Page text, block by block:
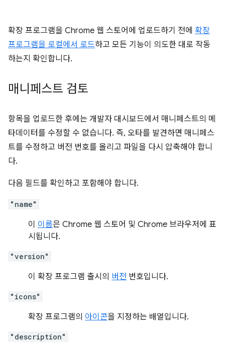
확장 프로그램을 Chrome 웹 스토어에 업로드하기 전에 확장
프로그램을 로컬에서 로드하고 모든 기능이 의도한 대로 작동
하는지 확인합니다.
매니페스트 검토
항목을 업로드한 후에는 개발자 대시보드에서 매니페스트의 메
타데이터를 수정할 수 없습니다. 즉, 오타를 발견하면 매니페스
트를 수정하고 버전 번호를 올리고 파일을 다시 압축해야 합니
다.
다음 필드를 확인하고 포함해야 합니다.
"name"
이 이름은 Chrome 웹 스토어 및 Chrome 브라우저에 표
시됩니다.
"version"
이 확장 프로그램 출시의 버전 번호입니다.
"icons"
확장 프로그램의 아이콘을 지정하는 배열입니다.
"description"